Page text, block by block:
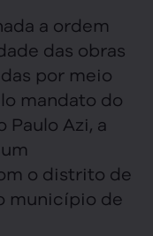
a ordem
das obras
por meio
mandato do
Azi, a
o distrito de
município de